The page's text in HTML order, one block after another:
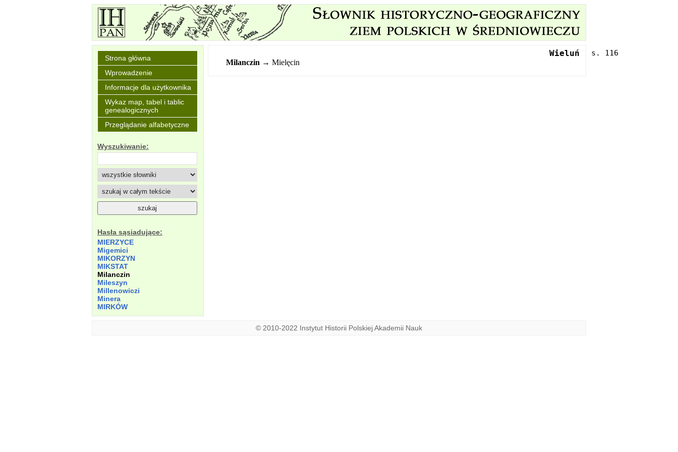
Strona główna
Wprowadzenie
Informacje dla użytkownika
Wykaz map, tabel i tablic
genealogicznych
Przeglądanie alfabetyczne
Wyszukiwanie:
Hasła sąsiadujące:
MIERZYCE
Migemici
MIKORZYN
MIKSTAT
Milanczin
Mileszyn
Millenowiczi
Minera
MIRKÓW
Wieluń
Milanczin → Mielęcin
© 2010-2022 Instytut Historii Polskiej Akademii Nauk